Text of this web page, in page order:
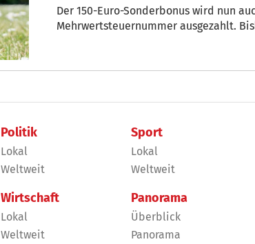
Der 150-Euro-Sonderbonus wird nun
Politik
Lokal
Weltweit
Wirtschaft
Lokal
Weltweit
Sport
Lokal
Weltweit
Panorama
Überblick
Panorama